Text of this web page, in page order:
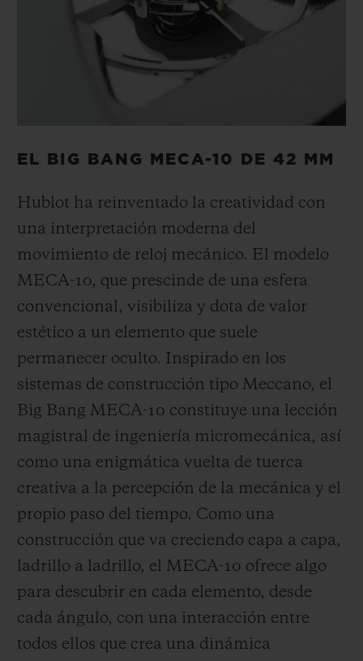
EL BIG BANG MECA-10 DE 42 MM
Hublot ha reinventado la creatividad con
una interpretación moderna del
movimiento de reloj mecánico. El modelo
MECA-10, que prescinde de una esfera
convencional, visibiliza y dota de valor
estético a un elemento que suele
permanecer oculto. Inspirado en los
sistemas de construcción tipo Meccano, el
Big Bang MECA-10 constituye una lección
magistral de ingeniería micromecánica, así
como una enigmática vuelta de tuerca
creativa a la percepción de la mecánica y el
propio paso del tiempo. Como una
construcción que va creciendo capa a capa,
ladrillo a ladrillo, el MECA-10 ofrece algo
para descubrir en cada elemento, desde
cada ángulo, con una interacción entre
todos ellos que crea una dinámica